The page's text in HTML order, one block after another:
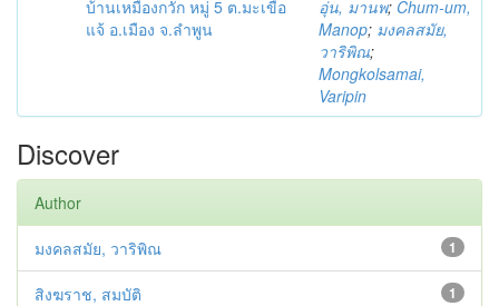
บ้านเหมืองกวัก หมู่ 5 ต.มะเขือ
แจ้ อ.เมือง จ.ลำพูน
อุ่น, มานพ; Chum-um,
Manop; มงคลสมัย,
วาริพิณ;
Mongkolsamai,
Varipin
Discover
Author
1
มงคลสมัย, วาริพิณ
1
สิงฆราช, สมบัติ